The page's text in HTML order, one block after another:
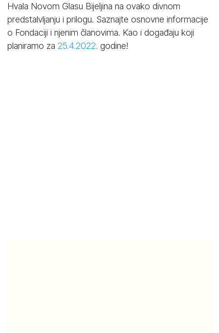
Hvala Novom Glasu Bijeljina na ovako divnom
predstalvljanju i prilogu. Saznajte osnovne informacije
o Fondaciji i njenim članovima. Kao i događaju koji
planiramo za 25.4.2022. godine!